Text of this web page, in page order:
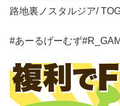
路地裏ノスタルジア/
#あーるげーむず